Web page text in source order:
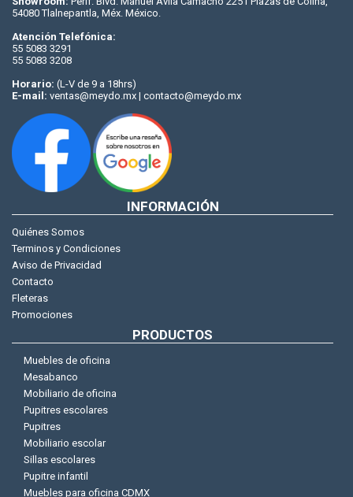
54080 Tlalnepantla, Méx. México.
Atención Telefónica:
55 5083 3291
55 5083 3208
Horario: (L-V de 9 a 18hrs)
E-mail: ventas@meydo.mx | contacto@meydo.mx
INFORMACIÓN
Quiénes Somos
Terminos y Condiciones
Aviso de Privacidad
Contacto
Fleteras
Promociones
PRODUCTOS
Muebles de oficina
Mesabanco
Mobiliario de oficina
Pupitres escolares
Pupitres
Mobiliario escolar
Sillas escolares
Pupitre infantil
Muebles para oficina CDMX